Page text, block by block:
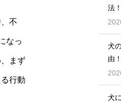
不
なっ
まず
行動
法
作
犬
由
説
犬